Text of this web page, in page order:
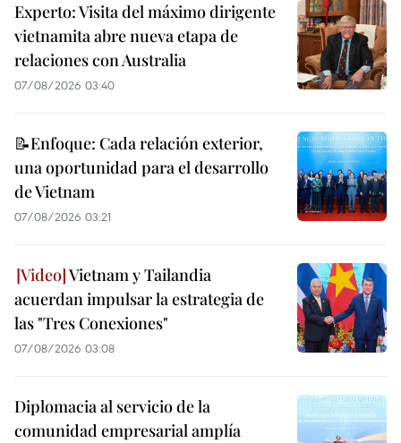
Experto: Visita del máximo dirigente
vietnamita abre nueva etapa de
relaciones con Australia
07/08/2026 03:40
📝Enfoque: Cada relación exterior,
una oportunidad para el desarrollo
de Vietnam
07/08/2026 03:21
Vietnam y Tailandia
acuerdan impulsar la estrategia de
las "Tres Conexiones"
07/08/2026 03:08
Diplomacia al servicio de la
comunidad empresarial amplía